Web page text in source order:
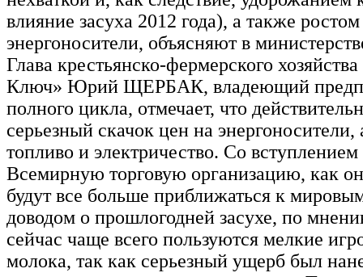
влияние засуха 2012 года), а также
энергоносители, объясняют в
Глава крестьянско-фермерского
Ключ» Юрий ЩЕРБАК, владеющий
полного цикла, отмечает, что
серьезный скачок цен на
топливо и электричество. Со
Всемирную торговую организацию, как
будут все больше приближаться к
доводом о прошлогодней засухе, по
сейчас чаще всего пользуются мелкие
молока, так как серьезный ущерб был